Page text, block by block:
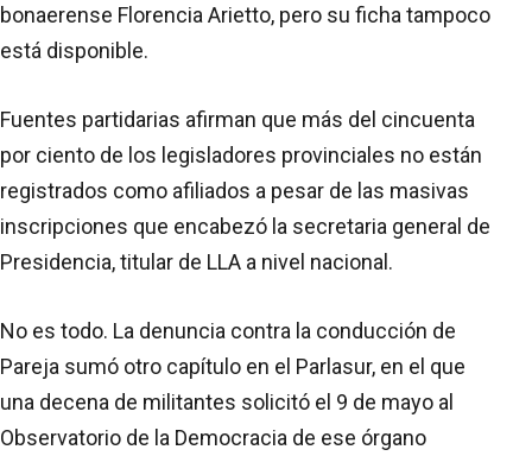
bonaerense Florencia Arietto, pero su ficha tampoco
está disponible.
Fuentes partidarias afirman que más del cincuenta
por ciento de los legisladores provinciales no están
registrados como afiliados a pesar de las masivas
inscripciones que encabezó la secretaria general de
Presidencia, titular de LLA a nivel nacional.
No es todo. La denuncia contra la conducción de
Pareja sumó otro capítulo en el Parlasur, en el que
una decena de militantes solicitó el 9 de mayo al
Observatorio de la Democracia de ese órgano